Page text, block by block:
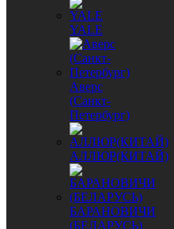
YALE
Аверс
(Санкт-
Петербург)
АЛЛЮР(КИТАЙ)
БАРАНОВИЧИ
(БЕЛАРУСЬ)